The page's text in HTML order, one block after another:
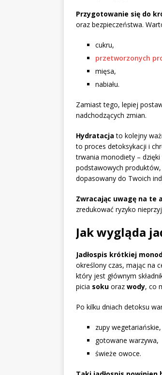
Przygotowanie się do
oraz bezpieczeństwa.
cukru,
przetworzonych
mięsa,
nabiału.
Zamiast tego, lepiej
nadchodzących zmian.
Hydratacja to kolejny
to proces detoksykacji i
trwania monodiety –
podstawowych
dopasowany do Twoich
Zwracając uwagę na te
zredukować ryzyko
Jak wygląda
Jadłospis krótkiej
określony czas, mając na
który jest głównym
picia soku oraz wody, co
Po kilku dniach detoksu
zupy wegetariańskie,
gotowane warzywa,
świeże owoce.